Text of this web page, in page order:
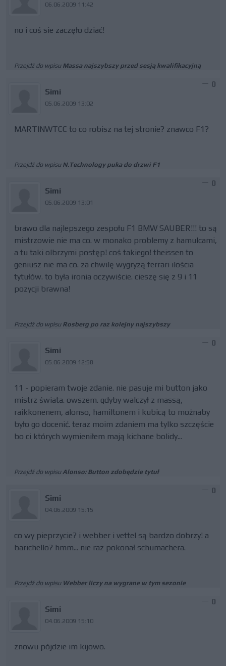
06.06.2009 11:42
no i coś sie zaczęło dziać!
Przejdź do wpisu Massa najszybszy przed sesją kwalifikacyjną
Simi
05.06.2009 13:02
0
MARTINWTCC to co robisz na tej stronie? znawco F1?
Przejdź do wpisu N.Technology puka do drzwi F1
Simi
05.06.2009 13:01
0
brawo dla najlepszego zespołu F1 BMW SAUBER!!! to są
mistrzowie nie ma co. w monako problemy z hamulcami,
a tu taki olbrzymi postęp! coś takiego! theissen to
geniusz nie ma co. za chwilę wygryzą ferrari ilościa
tytułów. to była ironia oczywiście. cieszę się z 9 i 11
pozycji brawna!
Przejdź do wpisu Rosberg po raz kolejny najszybszy
Simi
05.06.2009 12:58
0
11 - popieram twoje zdanie. nie pasuje mi button jako
mistrz świata. owszem. gdyby walczył z massą,
raikkonenem, alonso, hamiltonem i kubicą to możnaby
było go docenić. teraz moim zdaniem ma tylko szczęście
bo ci których wymieniłem mają kichane bolidy...
Przejdź do wpisuAlonso: Button zdobędzie tytuł
Simi
04.06.2009 15:15
0
co wy pieprzycie? i webber i vettel są bardzo dobrzy! a
barichello? hmm... nie raz pokonał schumachera.
Przejdź do wpisu Webber liczy na wygrane w tym sezonie
Simi
04.06.2009 15:10
0
znowu pójdzie im kijowo.